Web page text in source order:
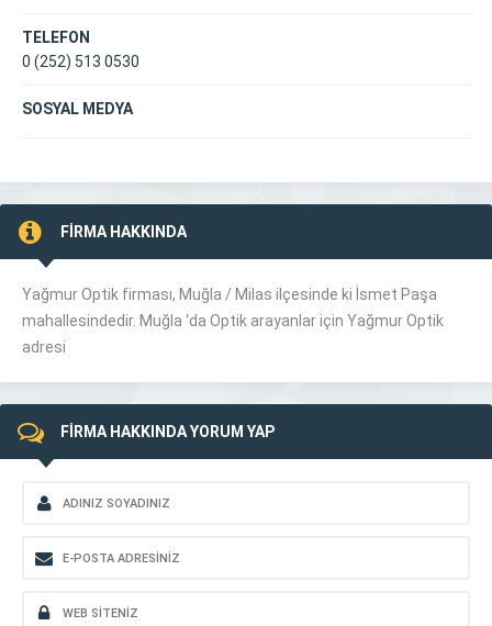
TELEFON
0 (252) 513 0530
SOSYAL MEDYA
FİRMA HAKKINDA
Yağmur Optik firması, Muğla / Milas ilçesinde ki İsmet Paşa
mahallesindedir. Muğla ‘da Optik arayanlar için Yağmur Optik
adresi
FİRMA HAKKINDA YORUM YAP